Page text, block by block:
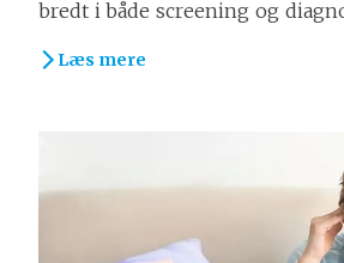
bredt i både screening og
levere pålidelige resultater, hvis
Læs mere